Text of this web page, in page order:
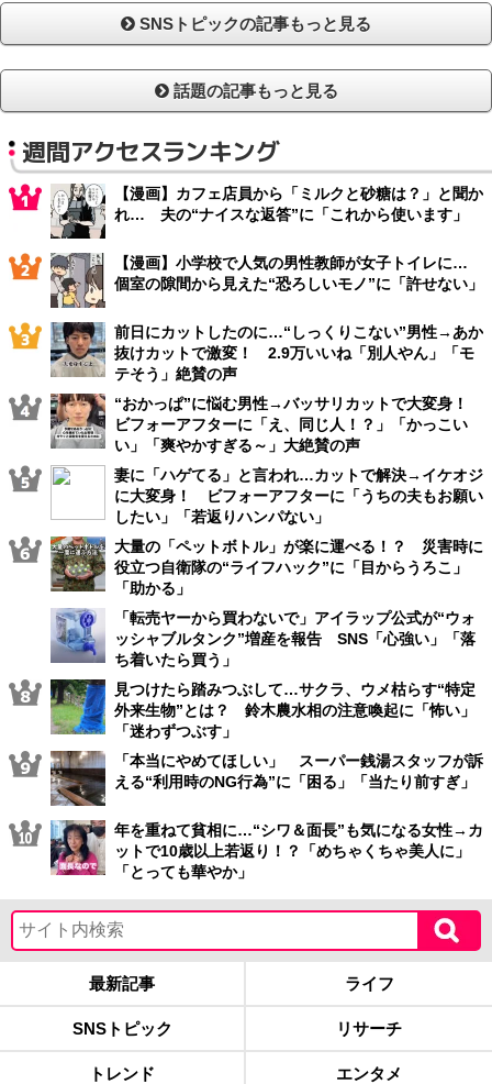
SNSトピックの記事もっと見る
話題の記事もっと見る
週間アクセスランキング
【漫画】カフェ店員から「ミルクと砂糖は？」と聞か
れ… 夫の“ナイスな返答”に「これから使います」
【漫画】小学校で人気の男性教師が女子トイレに…
個室の隙間から見えた“恐ろしいモノ”に「許せない」
前日にカットしたのに…“しっくりこない”男性→あか
抜けカットで激変！ 2.9万いいね「別人やん」「モ
テそう」絶賛の声
“おかっぱ”に悩む男性→バッサリカットで大変身！
ビフォーアフターに「え、同じ人！？」「かっこい
い」「爽やかすぎる～」大絶賛の声
妻に「ハゲてる」と言われ…カットで解決→イケオジ
に大変身！ ビフォーアフターに「うちの夫もお願い
したい」「若返りハンパない」
大量の「ペットボトル」が楽に運べる！？ 災害時に
役立つ自衛隊の“ライフハック”に「目からうろこ」
「助かる」
「転売ヤーから買わないで」アイラップ公式が“ウォ
ッシャブルタンク”増産を報告 SNS「心強い」「落
ち着いたら買う」
見つけたら踏みつぶして…サクラ、ウメ枯らす“特定
外来生物”とは？ 鈴木農水相の注意喚起に「怖い」
「迷わずつぶす」
「本当にやめてほしい」 スーパー銭湯スタッフが訴
える“利用時のNG行為”に「困る」「当たり前すぎ」
年を重ねて貧相に…“シワ＆面長”も気になる女性→カ
ットで10歳以上若返り！？「めちゃくちゃ美人に」
「とっても華やか」
最新記事 ライフ
SNSトピック リサーチ
トレンド エンタメ